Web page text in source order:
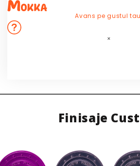
Avans pe gustul
×
Finisaje